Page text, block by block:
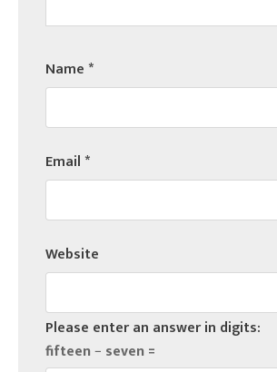
Name*
Email*
Website
Please enter an answer in digits:
fifteen − seven =